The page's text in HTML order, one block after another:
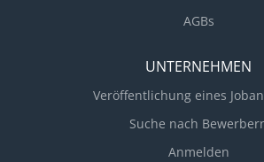
sich zu einem führenden
AGBs
UNTERNEHMEN
Veröffentlichung eines
Suche nach
Anmelden